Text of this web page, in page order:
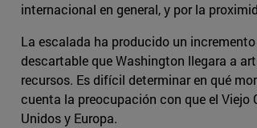
internacional en general, y por la
La escalada ha producido un
descartable que Washington llegara a
recursos. Es difícil determinar en qué
cuenta la preocupación con que el Viejo
Unidos y Europa.